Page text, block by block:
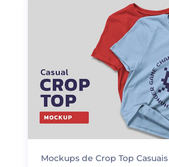
Mockups de Crop Top Casuais